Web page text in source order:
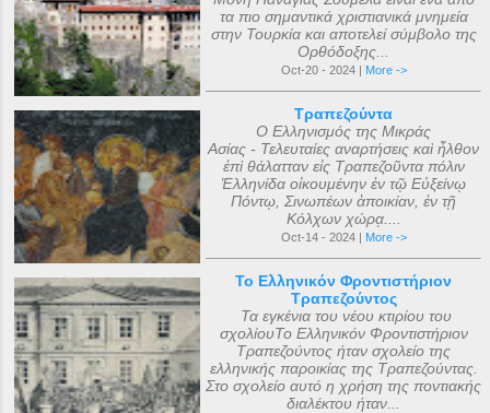
τα πιο σημαντικά χριστιανικά μνημεία
στην Τουρκία και αποτελεί σύμβολο της
Ορθόδοξης...
Oct-20 - 2024 | More ->
Τραπεζούντα
Ο Ελληνισμός της Μικράς
Ασίας - Τελευταίες αναρτήσεις καὶ ἦλθον
ἐπὶ θάλατταν εἰς Τραπεζοῦντα πόλιν
Ἑλληνίδα οἰκουμένην ἐν τῷ Εὐξείνῳ
Πόντῳ, Σινωπέων ἀποικίαν, ἐν τῇ
Κόλχων χώρᾳ....
Oct-14 - 2024 | More ->
Το Ελληνικόν Φροντιστήριον
Τραπεζούντος
Τα εγκένια του νέου κτιρίου του
σχολίουΤο Ελληνικόν Φροντιστήριον
Τραπεζούντος ήταν σχολείο της
ελληνικής παροικίας της Τραπεζούντας.
Στο σχολείο αυτό η χρήση της ποντιακής
διαλέκτου ήταν...